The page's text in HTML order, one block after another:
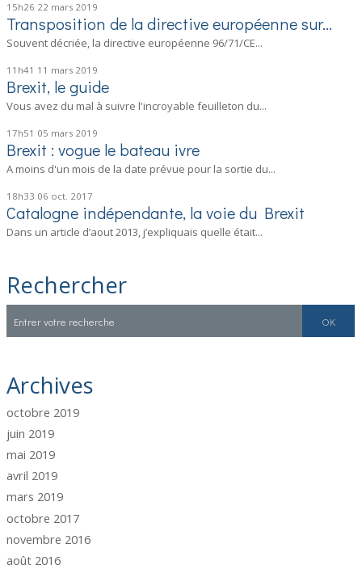
15h26 22 mars 2019
Transposition de la directive européenne sur...
Souvent décriée, la directive européenne 96/71/CE...
11h41 11 mars 2019
Brexit, le guide
Vous avez du mal à suivre l'incroyable feuilleton du...
17h51 05 mars 2019
Brexit : vogue le bateau ivre
A moins d'un mois de la date prévue pour la sortie du...
18h33 06 oct. 2017
Catalogne indépendante, la voie du Brexit
Dans un article d’aout 2013, j’expliquais quelle était...
Rechercher
Archives
octobre 2019
juin 2019
mai 2019
avril 2019
mars 2019
octobre 2017
novembre 2016
août 2016